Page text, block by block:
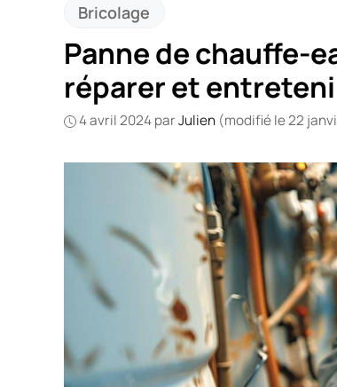
Bricolage
Panne de chauffe-
réparer et
4 avril 2024parJulien (modifié le 22